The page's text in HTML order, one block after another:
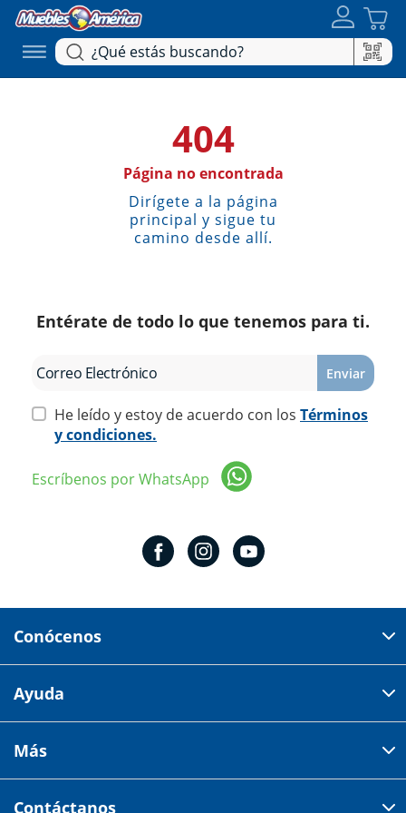
404
Página no encontrada
Dirígete a la página
principal y sigue tu
camino desde allí.
Entérate de todo lo que tenemos para ti.
Enviar
He leído y estoy de acuerdo con los Términos
y condiciones.
Escríbenos por WhatsApp
Conócenos
Av 18 de marzo # 309. Colonia la Nogalera.
Tiendas
Ayuda
Centro de ayuda
Más
Contáctanos